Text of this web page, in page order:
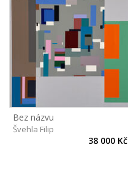
Bez názvu
Švehla Filip
38 000 Kč